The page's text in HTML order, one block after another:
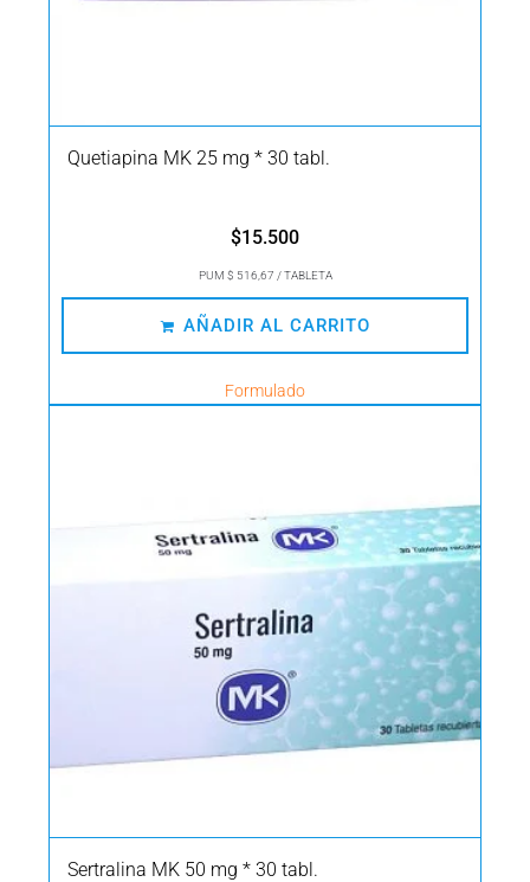
Quetiapina MK 25 mg * 30 tabl.
$15.500
PUM $ 516,67 / TABLETA
AÑADIR AL CARRITO
Formulado
Sertralina MK 50 mg * 30 tabl.